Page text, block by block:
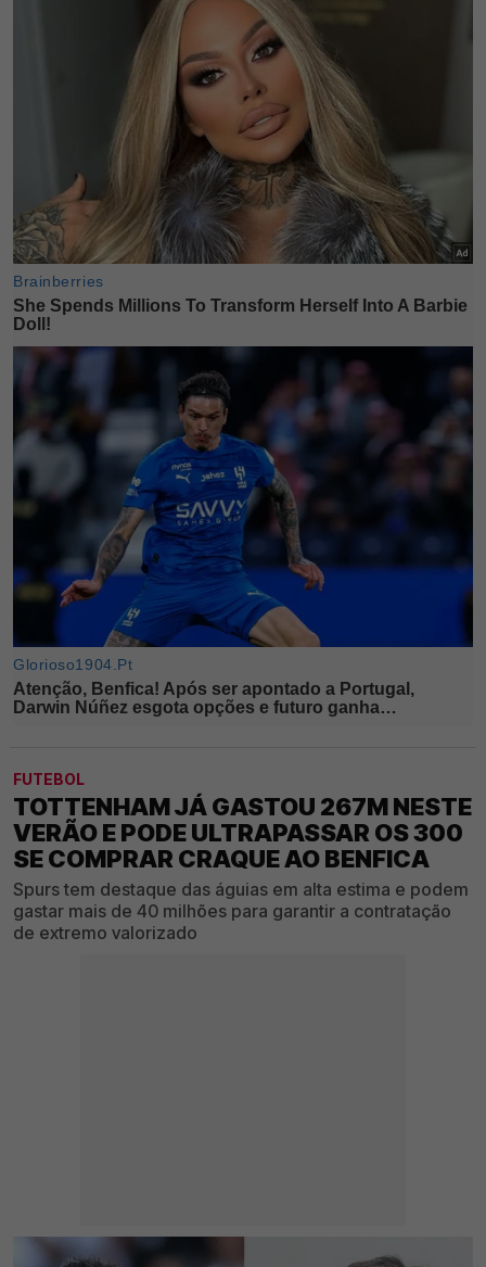
FUTEBOL
TOTTENHAM JÁ GASTOU 267M NESTE
VERÃO E PODE ULTRAPASSAR OS 300
SE COMPRAR CRAQUE AO BENFICA
Spurs tem destaque das águias em alta estima e podem
gastar mais de 40 milhões para garantir a contratação
de extremo valorizado